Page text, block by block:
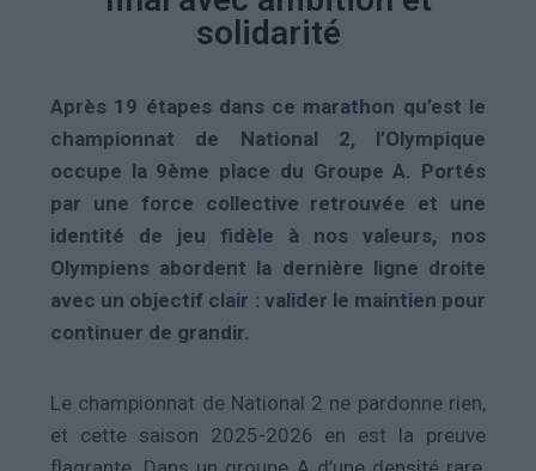
solidarité
Après 19 étapes dans ce marathon qu’est le
championnat de National 2, l’Olympique
occupe la 9ème place du Groupe A. Portés
par une force collective retrouvée et une
identité de jeu fidèle à nos valeurs, nos
Olympiens abordent la dernière ligne droite
avec un objectif clair : valider le maintien pour
continuer de grandir.
Le championnat de National 2 ne pardonne rien,
et cette saison 2025-2026 en est la preuve